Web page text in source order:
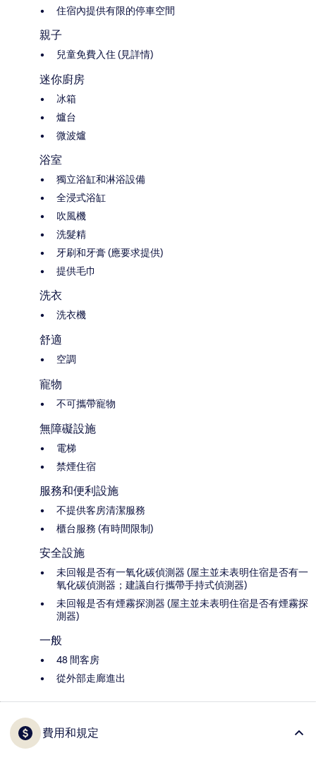
住宿內提供有限的停車空間
親子
兒童免費入住 (見詳情)
迷你廚房
冰箱
爐台
微波爐
浴室
獨立浴缸和淋浴設備
全浸式浴缸
吹風機
洗髮精
牙刷和牙膏 (應要求提供)
提供毛巾
洗衣
洗衣機
舒適
空調
寵物
不可攜帶寵物
無障礙設施
電梯
禁煙住宿
服務和便利設施
不提供客房清潔服務
櫃台服務 (有時間限制)
安全設施
未回報是否有一氧化碳偵測器 (屋主並未表明住宿是否有一
氧化碳偵測器；建議自行攜帶手持式偵測器)
未回報是否有煙霧探測器 (屋主並未表明住宿是否有煙霧探
測器)
一般
48 間客房
從外部走廊進出
費用和規定